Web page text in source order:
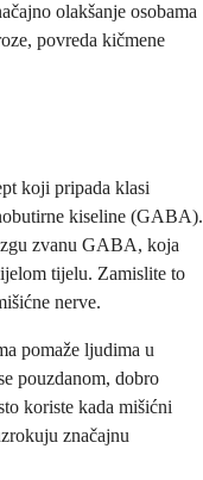
olakšanje osobama
povreda kičmene
koji pripada klasi
kiseline (GABA).
zvanu GABA, koja
tijelu. Zamislite to
nerve.
pomaže ljudima u
pouzdanom, dobro
koriste kada mišićni
značajnu